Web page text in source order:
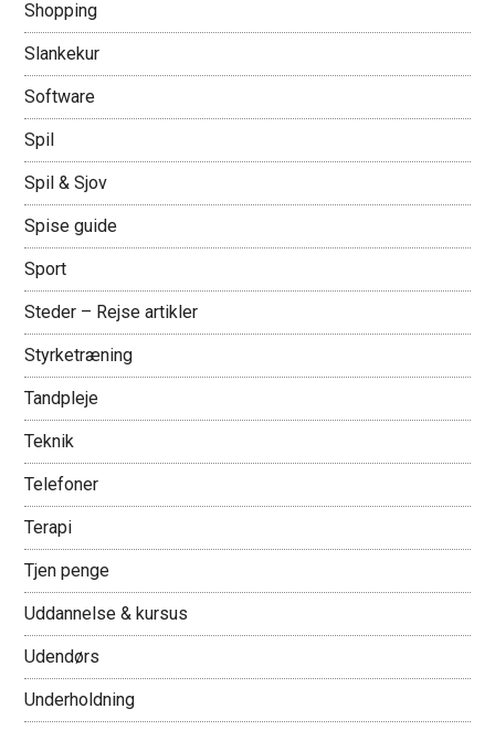
Shopping
Slankekur
Software
Spil
Spil & Sjov
Spise guide
Sport
Steder – Rejse artikler
Styrketræning
Tandpleje
Teknik
Telefoner
Terapi
Tjen penge
Uddannelse & kursus
Udendørs
Underholdning